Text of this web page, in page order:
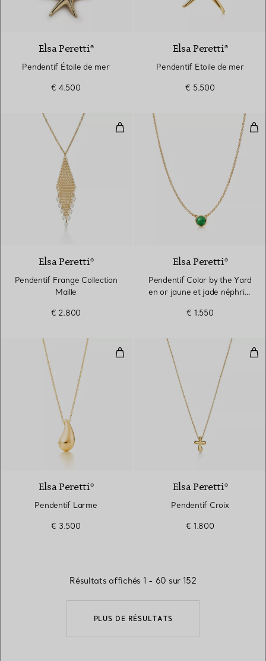
Elsa Peretti®
Pendentif Étoile de mer
€ 4.500
Elsa Peretti®
Pendentif Etoile de mer
€ 5.500
Pendentif Frange Collection
Elsa Peretti®
Pendentif Frange Collection
Maille
€ 2.800
Elsa Peretti®
Pendentif Color by the Yard
en or jaune et jade néphrite
€ 1.550
Pendentif Larme
Elsa Peretti®
Pendentif Larme
€ 3.500
Elsa Peretti®
Pendentif Croix
€ 1.800
PLUS DE RÉSULTATS
Résultats affichés 1 - 60 sur 152